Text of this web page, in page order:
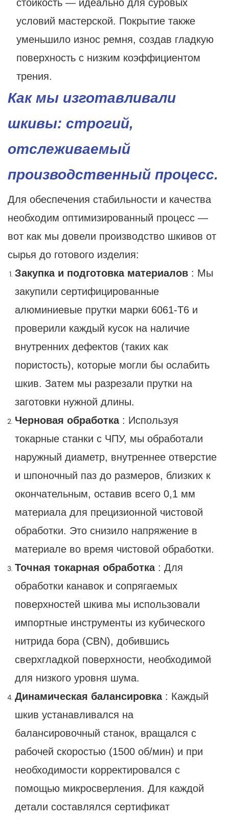
стойкость — идеально для суровых
условий мастерской. Покрытие также
уменьшило износ ремня, создав гладкую
поверхность с низким коэффициентом
трения.
Как мы изготавливали
шкивы: строгий,
отслеживаемый
производственный процесс.
Для обеспечения стабильности и качества
необходим оптимизированный процесс —
вот как мы довели производство шкивов от
сырья до готового изделия:
Закупка и подготовка материалов : Мы
закупили сертифицированные
алюминиевые прутки марки 6061-T6 и
проверили каждый кусок на наличие
внутренних дефектов (таких как
пористость), которые могли бы ослабить
шкив. Затем мы разрезали прутки на
заготовки нужной длины.
Черновая обработка: Используя
токарные станки с ЧПУ, мы обработали
наружный диаметр, внутреннее отверстие
и шпоночный паз до размеров, близких к
окончательным, оставив всего 0,1 мм
материала для прецизионной чистовой
обработки. Это снизило напряжение в
материале во время чистовой обработки.
Точная токарная обработка: Для
обработки канавок и сопрягаемых
поверхностей шкива мы использовали
импортные инструменты из кубического
нитрида бора (CBN), добившись
сверхгладкой поверхности, необходимой
для низкого уровня шума.
Динамическая балансировка: Каждый
шкив устанавливался на
балансировочный станок, вращался с
рабочей скоростью (1500 об/мин) и при
необходимости корректировался с
помощью микросверления. Для каждой
детали составлялся сертификат